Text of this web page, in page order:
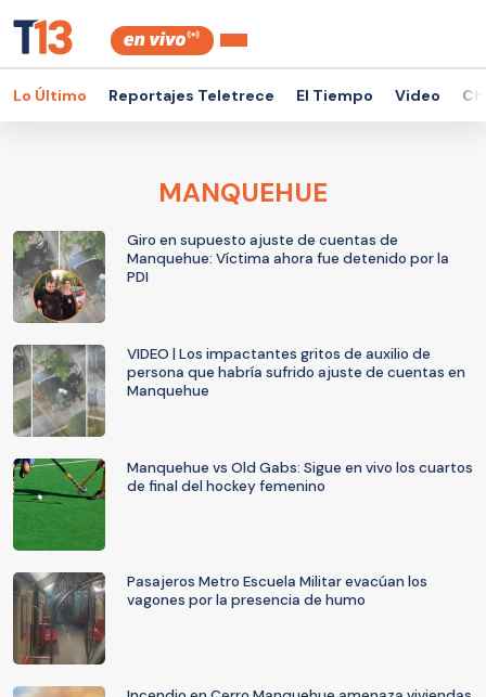
Lo Último Reportajes Teletrece El Tiempo Video
MANQUEHUE
Giro en supuesto ajuste de cuentas de
Manquehue: Víctima ahora fue detenido por la
PDI
VIDEO | Los impactantes gritos de auxilio de
persona que habría sufrido ajuste de cuentas en
Manquehue
Manquehue vs Old Gabs: Sigue en vivo los cuartos
de final del hockey femenino
Pasajeros Metro Escuela Militar evacúan los
vagones por la presencia de humo